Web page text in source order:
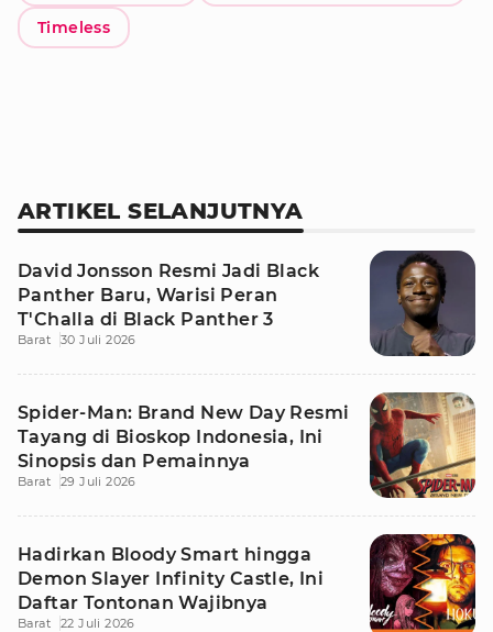
Timeless
ARTIKEL SELANJUTNYA
David Jonsson Resmi Jadi Black
Panther Baru, Warisi Peran
T'Challa di Black Panther 3
Barat 30 Juli 2026
Spider-Man: Brand New Day Resmi
Tayang di Bioskop Indonesia, Ini
Sinopsis dan Pemainnya
Barat 29 Juli 2026
Hadirkan Bloody Smart hingga
Demon Slayer Infinity Castle, Ini
Daftar Tontonan Wajibnya
Barat 22 Juli 2026